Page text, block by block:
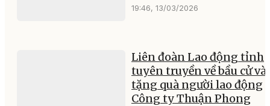
19:46, 13/03/2026
Liên đoàn Lao động tỉnh
tuyên truyền về bầu cử và
tặng quà người lao động
Công ty Thuận Phong